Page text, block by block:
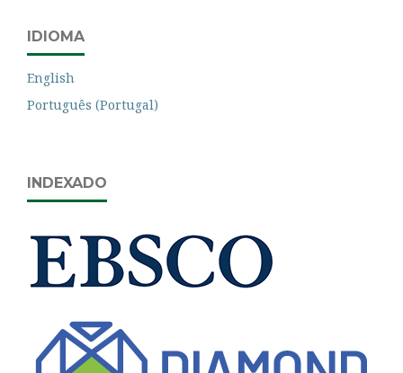
IDIOMA
English
Português (Portugal)
INDEXADO